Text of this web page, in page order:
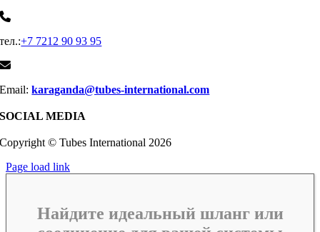
тел.:+7 7212 90 93 95
Email:karaganda@tubes-international.com
SOCIAL MEDIA
Copyright © Tubes International 2026
Page load link
Найдите идеальный шланг или